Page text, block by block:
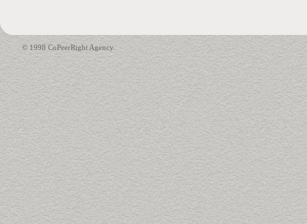
© 1998 CoPeerRight Agency.